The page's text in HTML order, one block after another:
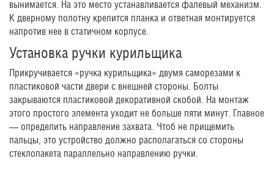
вынимается. На это место устанавливается фалевый механизм.
К дверному полотну крепится планка и ответная монтируется
напротив нее в статичном корпусе.
Установка ручки курильщика
Прикручивается «ручка курильщика» двумя саморезами к
пластиковой части двери с внешней стороны. Болты
закрываются пластиковой декоративной скобой. На монтаж
этого простого элемента уходит не больше пяти минут. Главное
— определить направление захвата. Чтоб не прищемить
пальцы, это устройство должно располагаться со стороны
стеклопакета параллельно направлению ручки.